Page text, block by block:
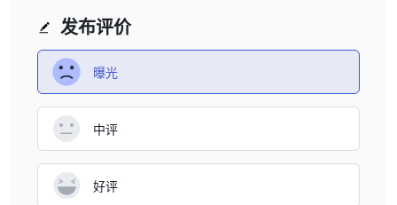
发布评价
曝光
中评
好评